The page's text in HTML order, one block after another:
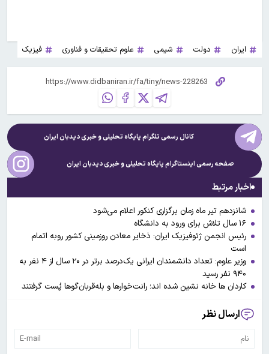
ایران دولت شیمی علوم تحقیقات و فناوری فیزیک
کانال رسمی تلگرام پایگاه تحلیلی و خبریدیدبان ایران
صفحه رسمی اینستاگرام پایگاه تحلیلی و خبریدیدبان ایران
اخبار مرتبط
شانزدهم تیر ماه زمان برگزاری کنکور اعلام می‌شود
۱۶ سال تلاش برای ورود به دانشگاه
رئیس انجمن ژئوفیزیک ایران: ذخایر معادن روزمینی کشور روبه اتمام
است
وزیر علوم: تعداد دانشمندان ایرانی یک‌درصد برتر در ۲۰ سال از ۴ نفر به
۹۴۰ نفر رسید
کاردان ها خانه نشین شده اند؛ رانت‌خوارها و بله‌قربان‌گوها پُست گرفتند
ارسال نظر